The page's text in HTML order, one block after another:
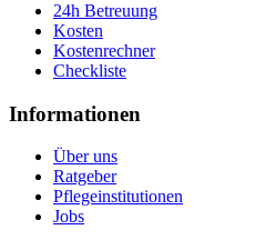
24h Betreuung
Kosten
Kostenrechner
Checkliste
Informationen
Über uns
Ratgeber
Pflegeinstitutionen
Jobs